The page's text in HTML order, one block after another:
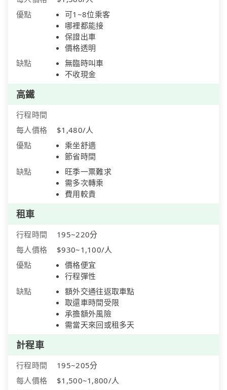
優點
可1~8位乘客
哪裡都能接
保證出車
價格透明
缺點
無臨時叫車
不收現金
高鐵
行程時間
每人價格
$1,480/人
優點
乘坐舒適
節省時間
缺點
旺季一票難求
需多次轉乘
費用較貴
租車
行程時間
195~220分
每人價格
$930~1,100/人
優點
價格便宜
行程彈性
缺點
額外交通往返取車點
取還車時間受限
承擔額外風險
需當天來回或租多天
計程車
行程時間
195~205分
每人價格
$1,500~1,800/人